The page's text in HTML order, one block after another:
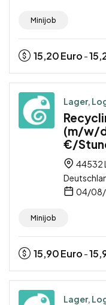
Minijob
15,20Euro -
Lager,
(m/w/
€/
44532
04/
Minijob
15,90Euro -
Lager,